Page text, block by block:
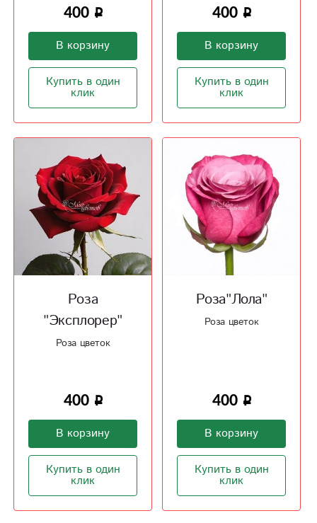
400
В корзину
Купить в один
клик
400
В корзину
Купить в один
клик
Роза
"Эксплорер"
Роза цветок
400
В корзину
Купить в один
клик
Роза"Лола"
Роза цветок
400
В корзину
Купить в один
клик